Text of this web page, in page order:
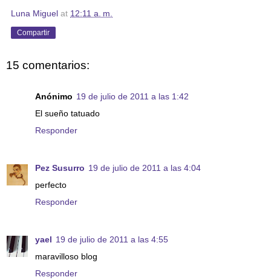
Luna Miguel at 12:11 a. m.
Compartir
15 comentarios:
Anónimo 19 de julio de 2011 a las 1:42
El sueño tatuado
Responder
Pez Susurro 19 de julio de 2011 a las 4:04
perfecto
Responder
yael 19 de julio de 2011 a las 4:55
maravilloso blog
Responder